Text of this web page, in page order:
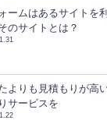
ームはあるサイトを
のサイトとは？
よりも見積もりが高
サービスを